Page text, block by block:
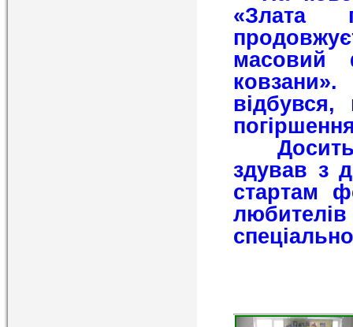
«Злата
масовий
Досить
здував з
стартам